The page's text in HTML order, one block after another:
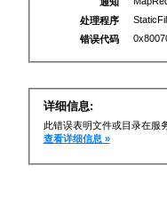
处理程序
错误代码
详细信息:
此错误表明文件或目录在服
查看详细信息 »